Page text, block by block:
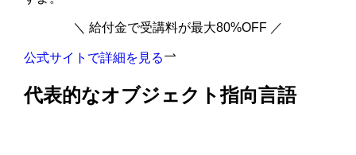
＼ 給付金で受講料が最大80%OFF ／
公式サイトで詳細を見る
代表的なオブジェクト指向言語